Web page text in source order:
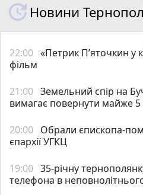
Новини
22:00 «Петрик П’яточкин у
фільм
21:00 Земельний спір на
вимагає повернути майже 5
20:00 Обрали єпископа-
єпархії УГКЦ
19:00 35-річну
телефона в